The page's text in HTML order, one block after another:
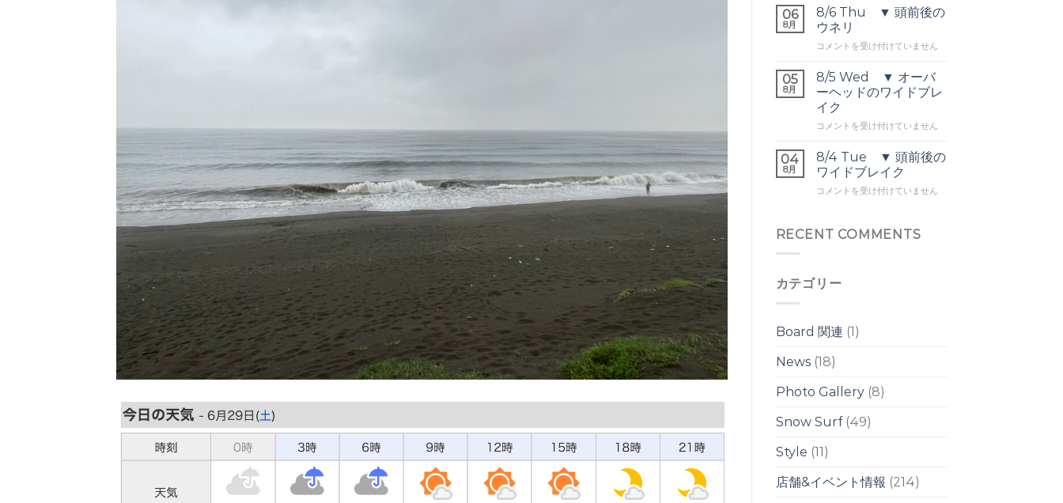
ッ
ト
オ
ー
ー
ヘ
ッ
ド
は
▼
セ
ッ
ト
ー
ヘ
ッ
は
06
8月
8/6 Thu ▼ 頭前後の
ウネリ
8/6
▼
頭
後
の
ネ
リ
は
コメントを受け付けていません
05
8月
8/5 Wed ▼ オーバ
ーヘッドのワイドブレ
イク
8/5
▼
オ
ー
バ
ッ
イ
レ
イ
は
コメントを受け付けていません
04
8月
8/4 Tue ▼ 頭前後の
ワイドブレイク
8/4
頭
ワ
ブ
レ
ク
コメントを受け付けていません
RECENT COMMENTS
カテゴリー
Board 関連 (1)
News(18)
Photo Gallery(8)
Snow Surf(49)
Style (11)
店舗&イベント情報 (214)